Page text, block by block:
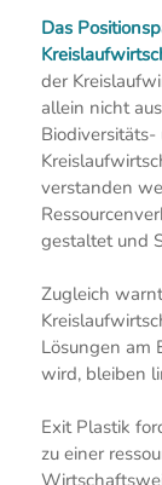
Das
der
allein nicht
Biodiversitäts-
verstanden
gestaltet und
Zugleich
Lösungen am
wird, bleiben
Exit Plastik
zu einer